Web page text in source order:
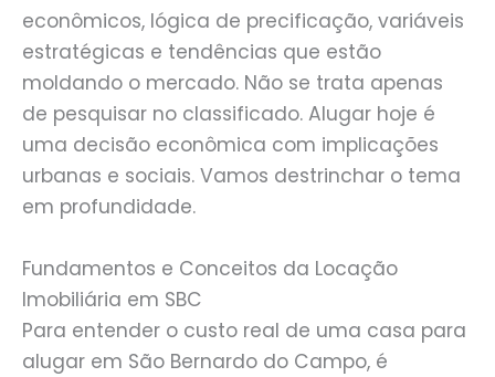
econômicos, lógica de precificação, variáveis
estratégicas e tendências que estão
moldando o mercado. Não se trata apenas
de pesquisar no classificado. Alugar hoje é
uma decisão econômica com implicações
urbanas e sociais. Vamos destrinchar o tema
em profundidade.
Fundamentos e Conceitos da Locação
Imobiliária em SBC
Para entender o custo real de uma casa para
alugar em São Bernardo do Campo, é